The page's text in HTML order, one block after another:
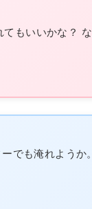
もいいかな？
でも淹れようか